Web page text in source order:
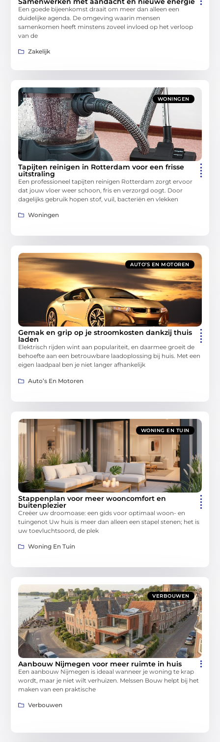
Een goede bijeenkomst draait om meer dan alleen een
duidelijke agenda. De omgeving waarin mensen
samenkomen heeft minstens zoveel invloed op het verloop
van de
Zakelijk
WONINGEN
Tapijten reinigen in Rotterdam voor een frisse
uitstraling
Een professioneel tapijten reinigen Rotterdam zorgt ervoor
dat jouw vloer weer schoon, fris en verzorgd oogt. Door
dagelijks gebruik hopen stof, vuil, bacteriën en vlekken
Woningen
AUTO’S EN MOTOREN
Gemak en grip op je stroomkosten dankzij thuis
laden
Elektrisch rijden wint aan populariteit, en daarmee groeit de
behoefte aan een betrouwbare laadoplossing bij huis. Met een
eigen laadpaal ben je niet langer afhankelijk
Auto’s En Motoren
WONING EN TUIN
Stappenplan voor meer wooncomfort en
buitenplezier
Creëer uw droomoase: een gids voor optimaal woon- en
tuingenot Uw huis is meer dan alleen een stapel stenen; het is
uw toevluchtsoord, de plek
Woning En Tuin
VERBOUWEN
Aanbouw Nijmegen voor meer ruimte in huis
Een aanbouw Nijmegen is ideaal wanneer je woning te krap
wordt, maar je niet wilt verhuizen. Melssen Bouw helpt bij het
maken van een praktische
Verbouwen